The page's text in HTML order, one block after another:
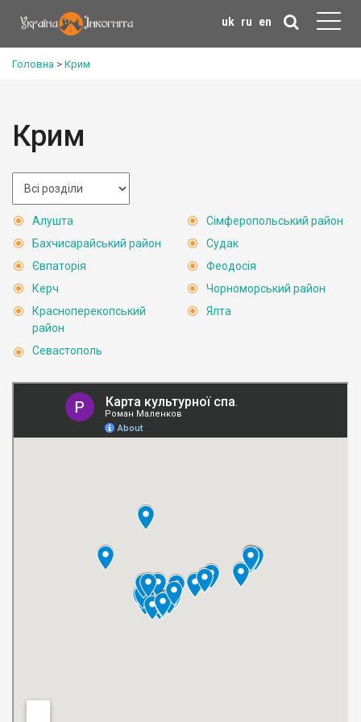
uk ru en
Головна > Крим
Крим
Алушта
Бахчисарайський район
Євпаторія
Керч
Красноперекопський
район
Севастополь
Сімферопольський район
Судак
Феодосія
Чорноморський район
Ялта